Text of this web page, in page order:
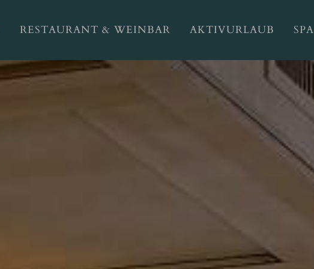
RESTAURANT & WEINBAR AKTIVURLAUB SPA